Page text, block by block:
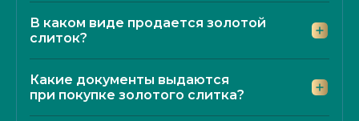
В каком виде продается золотой
слиток?
Какие документы выдаются
при покупке золотого слитка?